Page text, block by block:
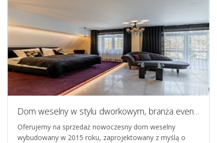
Dom weselny w stylu dworkowym, branża eventowa
Oferujemy na sprzedaż nowoczesny dom weselny
wybudowany w 2015 roku, zaprojektowany z myślą o